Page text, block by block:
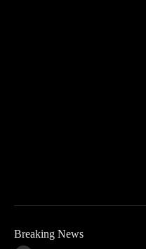
Breaking News